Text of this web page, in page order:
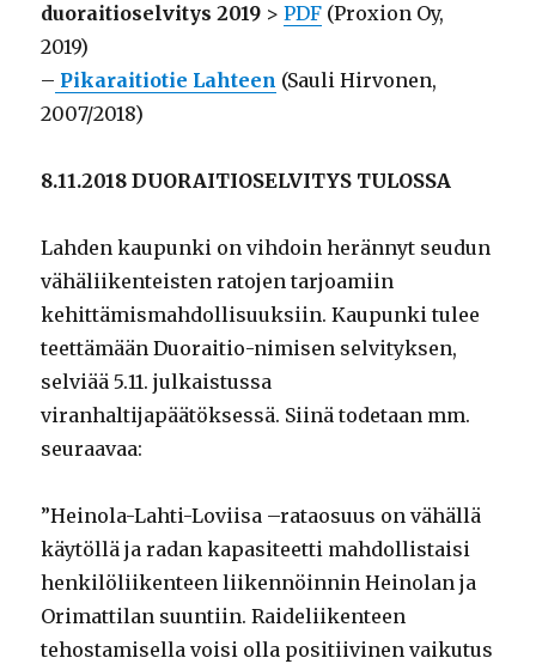
duoraitioselvitys 2019 >PDF (Proxion Oy,
2019)
– Pikaraitiotie Lahteen (Sauli Hirvonen,
2007/2018)
8.11.2018 DUORAITIOSELVITYS TULOSSA
Lahden kaupunki on vihdoin herännyt seudun
vähäliikenteisten ratojen tarjoamiin
kehittämismahdollisuuksiin. Kaupunki tulee
teettämään Duoraitio-nimisen selvityksen,
selviää 5.11. julkaistussa
viranhaltijapäätöksessä. Siinä todetaan mm.
seuraavaa:
”Heinola-Lahti-Loviisa –rataosuus on vähällä
käytöllä ja radan kapasiteetti mahdollistaisi
henkilöliikenteen liikennöinnin Heinolan ja
Orimattilan suuntiin. Raideliikenteen
tehostamisella voisi olla positiivinen vaikutus